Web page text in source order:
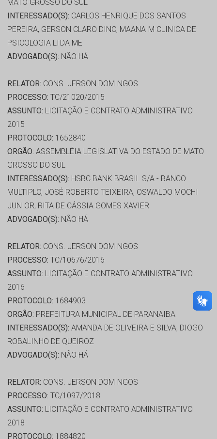
MATO GROSSO DO SUL
INTERESSADO(S): CARLOS HENRIQUE DOS SANTOS
PEREIRA, GERSON CLARO DINO, MAANAIM CLINICA DE
PSICOLOGIA LTDA ME
ADVOGADO(S): NÃO HÁ
RELATOR: CONS. JERSON DOMINGOS
PROCESSO: TC/21020/2015
ASSUNTO: LICITAÇÃO E CONTRATO ADMINISTRATIVO
2015
PROTOCOLO: 1652840
ORGÃO: ASSEMBLÉIA LEGISLATIVA DO ESTADO DE MATO
GROSSO DO SUL
INTERESSADO(S): HSBC BANK BRASIL S/A - BANCO
MULTIPLO, JOSÉ ROBERTO TEIXEIRA, OSWALDO MOCHI
JUNIOR, RITA DE CÁSSIA GOMES XAVIER
ADVOGADO(S): NÃO HÁ
RELATOR: CONS. JERSON DOMINGOS
PROCESSO: TC/10676/2016
ASSUNTO: LICITAÇÃO E CONTRATO ADMINISTRATIVO
2016
PROTOCOLO: 1684903
ORGÃO: PREFEITURA MUNICIPAL DE PARANAIBA
INTERESSADO(S): AMANDA DE OLIVEIRA E SILVA, DIOGO
ROBALINHO DE QUEIROZ
ADVOGADO(S): NÃO HÁ
RELATOR: CONS. JERSON DOMINGOS
PROCESSO: TC/1097/2018
ASSUNTO: LICITAÇÃO E CONTRATO ADMINISTRATIVO
2018
PROTOCOLO: 1884820